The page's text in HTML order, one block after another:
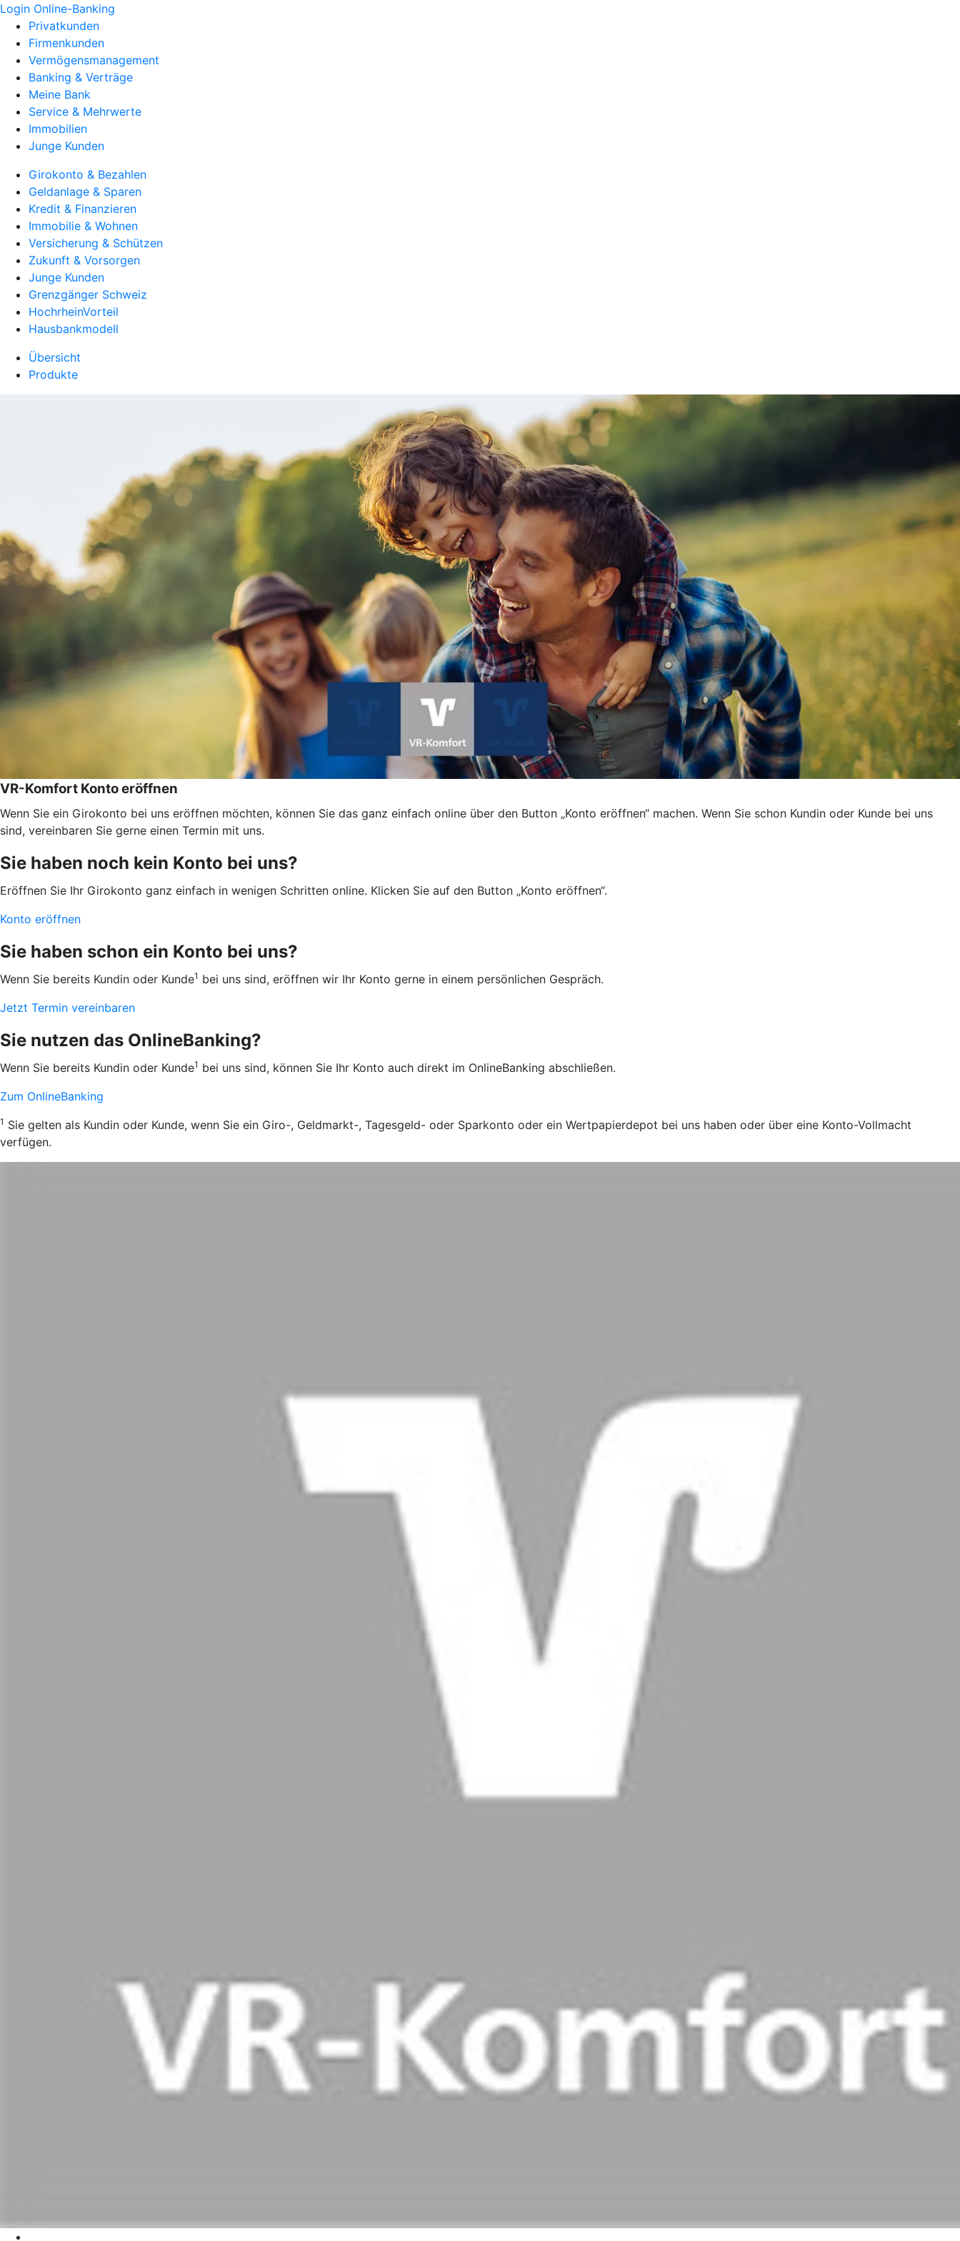
Login Online-Banking
Privatkunden
Firmenkunden
Vermögensmanagement
Banking & Verträge
Meine Bank
Service & Mehrwerte
Immobilien
Junge Kunden
Girokonto & Bezahlen
Geldanlage & Sparen
Kredit & Finanzieren
Immobilie & Wohnen
Versicherung & Schützen
Zukunft & Vorsorgen
Junge Kunden
Grenzgänger Schweiz
HochrheinVorteil
Hausbankmodell
Übersicht
Produkte
VR-Komfort Konto eröffnen
Wenn Sie ein Girokonto bei uns eröffnen möchten, können Sie das ganz einfach online über den Button „Konto eröffnen“ machen. Wenn Sie schon Kundin oder Kunde bei uns
sind, vereinbaren Sie gerne einen Termin mit uns.
Sie haben noch kein Konto bei uns?
Eröffnen Sie Ihr Girokonto ganz einfach in wenigen Schritten online. Klicken Sie auf den Button „Konto eröffnen“.
Konto eröffnen
Sie haben schon ein Konto bei uns?
Wenn Sie bereits Kundin oder Kunde1 bei uns sind, eröffnen wir Ihr Konto gerne in einem persönlichen Gespräch.
Jetzt Termin vereinbaren
Sie nutzen das OnlineBanking?
Wenn Sie bereits Kundin oder Kunde1 bei uns sind, können Sie Ihr Konto auch direkt im OnlineBanking abschließen.
Zum OnlineBanking
1 Sie gelten als Kundin oder Kunde, wenn Sie ein Giro-, Geldmarkt-, Tagesgeld- oder Sparkonto oder ein Wertpapierdepot bei uns haben oder über eine Konto-Vollmacht
verfügen.